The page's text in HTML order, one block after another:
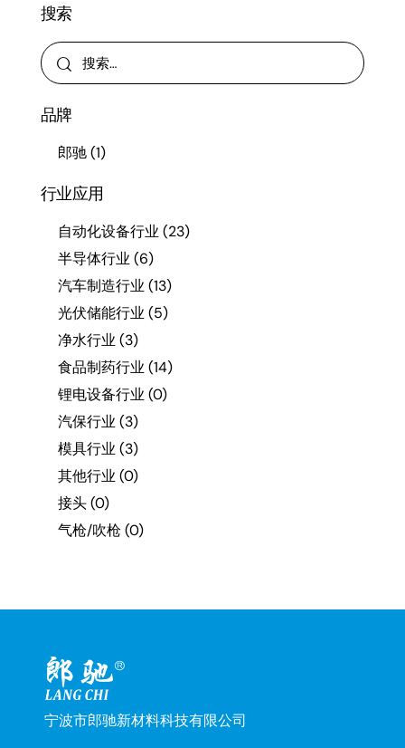
搜索
品牌
郎驰(1)
行业应用
自动化设备行业(23)
半导体行业(6)
汽车制造行业(13)
光伏储能行业(5)
净水行业(3)
食品制药行业(14)
锂电设备行业(0)
汽保行业(3)
模具行业(3)
其他行业(0)
接头(0)
气枪/吹枪(0)
宁波市郎驰新材料科技有限公司